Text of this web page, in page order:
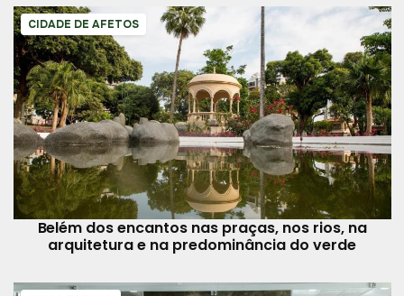
CIDADE DE AFETOS
Belém dos encantos nas praças, nos rios, na
arquitetura e na predominância do verde